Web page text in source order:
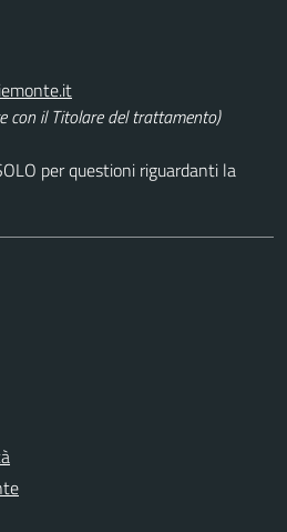
con il Titolare del trattamento)
per questioni riguardanti la